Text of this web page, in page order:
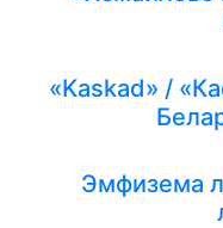
«Kaskad» /
Эмфизема